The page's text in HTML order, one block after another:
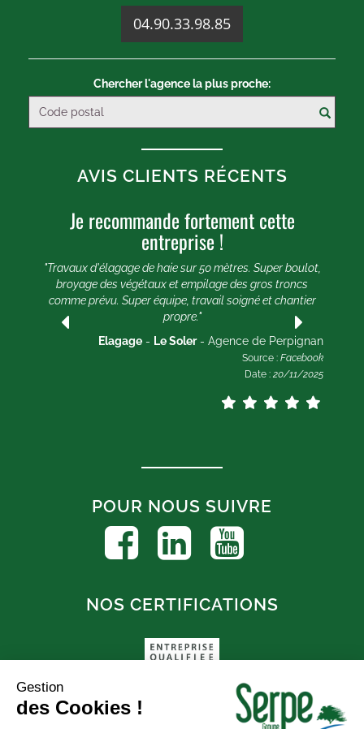
04.90.33.98.85
Chercher l'agence la plus proche:
AVIS CLIENTS RÉCENTS
Je recommande fortement cette
entreprise !
"Travaux d'élagage de haie sur 50 mètres. Super boulot,
broyage des végétaux et empilage des gros troncs
comme prévu. Super équipe, travail soigné et chantier
propre."
Elagage - Le Soler- Agence de Perpignan
Source : Facebook
Date : 20/11/2025
POUR NOUS SUIVRE
NOS CERTIFICATIONS